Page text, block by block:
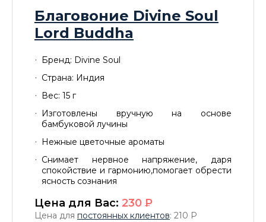
Благовоние Divine Soul
Lord Buddha
Бренд: Divine Soul
Страна: Индия
Вес: 15 г
Изготовлены вручную на основе
бамбуковой лучины
Нежные цветочные ароматы
Снимает нервное напряжение, даря
спокойствие и гармонию,помогает обрести
ясность сознания
Цена для Вас: 230 P
Цена для постоянных клиентов: 210 P